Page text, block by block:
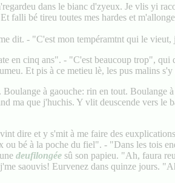
dans le bianc d'zyeux. Je vlis yi
falli bé tireu toutes mes hardes et
dit. - "C'est mon tempéramtnt qui le vieut,
en cinq ans". - "C'est beaucoup trop",
Et pis à ce metieu lè, les pus malins
à gaouche: rin en tout. Boulange
ma que j'huchis. Y vlit deuscende vers le
dire et y s'mit à me faire des
ou bé à la poche du fiel". - "Dans les tois
deufilongée sû son papieu. "Ah, faura
saouvis! Eurvenez dans quinze jours.